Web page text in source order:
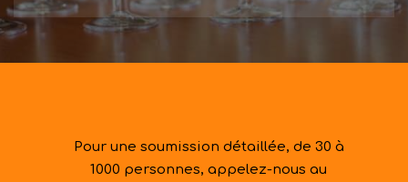
Pour une soumission détaillée, de 30 à
1000 personnes, appelez-nous au